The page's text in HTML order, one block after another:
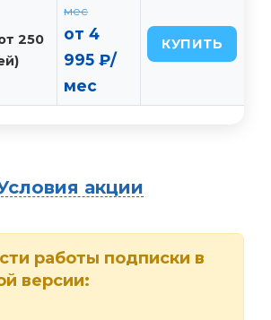
250
мес
от 4
995 ₽/
мес
КУПИТЬ
акции
работы подписки в
версии: